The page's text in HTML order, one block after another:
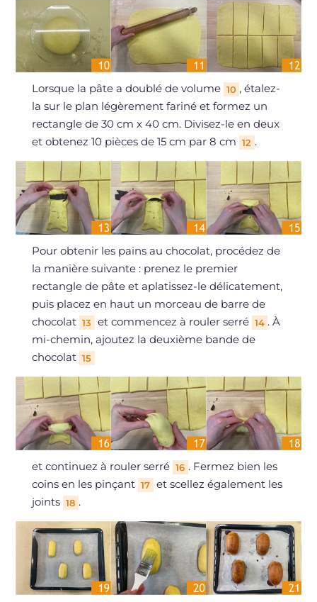
Lorsque la pâte a doublé de volume 10 , étalez-
la sur le plan légèrement fariné et formez un
rectangle de 30 cm x 40 cm. Divisez-le en deux
et obtenez 10 pièces de 15 cm par 8 cm 12 .
Pour obtenir les pains au chocolat, procédez de
la manière suivante : prenez le premier
rectangle de pâte et aplatissez-le délicatement,
puis placez en haut un morceau de barre de
chocolat 13 et commencez à rouler serré 14 . À
mi-chemin, ajoutez la deuxième bande de
chocolat 15
et continuez à rouler serré 16 . Fermez bien les
coins en les pinçant 17 et scellez également les
joints 18 .